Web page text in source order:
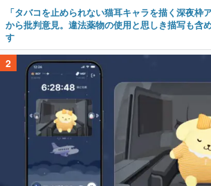
「タバコを止められない猫耳キャラを描く深夜枠
から批判意見。違法薬物の使用と思しき描写も含
す
2